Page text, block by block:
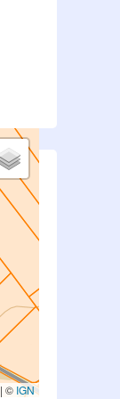
| © IGN